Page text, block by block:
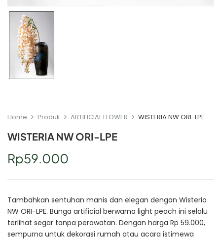
Home Produk ARTIFICIAL FLOWER WISTERIA NW ORI-LPE
WISTERIA NW ORI-LPE
Rp59.000
Tambahkan sentuhan manis dan elegan dengan Wisteria
NW ORI-LPE. Bunga artificial berwarna light peach ini selalu
terlihat segar tanpa perawatan. Dengan harga Rp 59.000,
sempurna untuk dekorasi rumah atau acara istimewa